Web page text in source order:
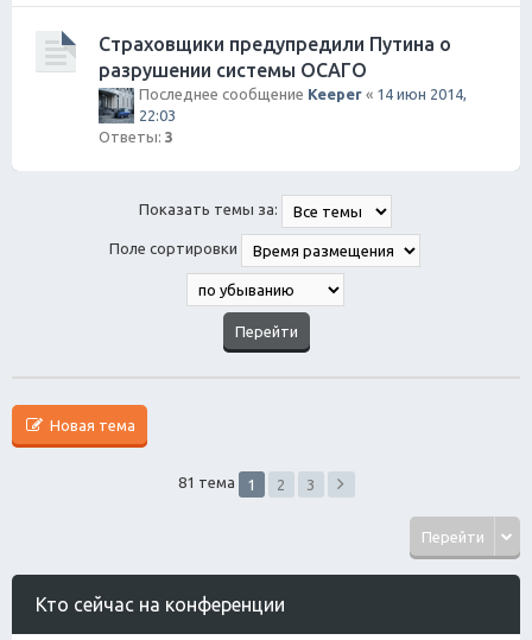
Страховщики предупредили Путина о
разрушении системы ОСАГО
Последнее сообщение Keeper « 14 июн 2014,
22:03
Ответы: 3
Показать темы за:
Поле сортировки
Новая тема
81 тема 1 2 3
Перейти
Кто сейчас на конференции